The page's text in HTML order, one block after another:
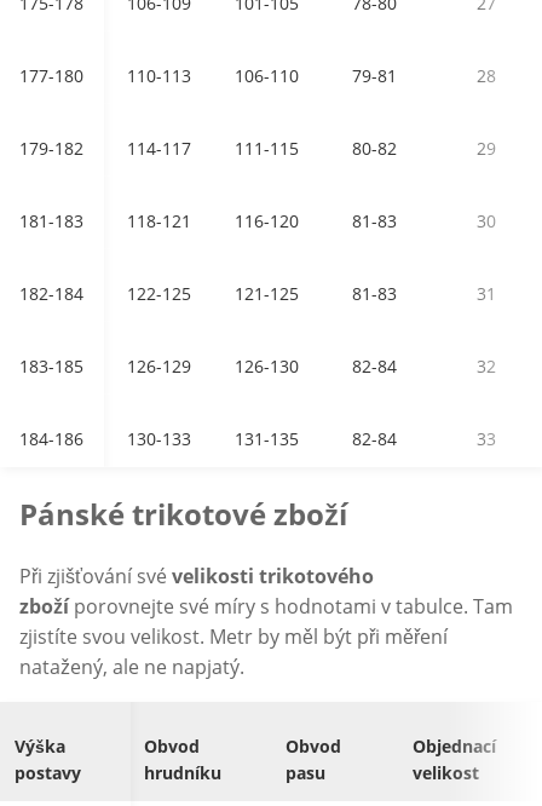
177-180 110-113 106-110 79-81 28
179-182 114-117 111-115 80-82 29
181-183 118-121 116-120 81-83 30
182-184 122-125 121-125 81-83 31
183-185 126-129 126-130 82-84 32
184-186 130-133 131-135 82-84 33
Pánské trikotové zboží
Při zjišťování své velikosti trikotového
zbožíporovnejte své míry s hodnotami v tabulce. Tam
zjistíte svou velikost. Metr by měl být při měření
natažený, ale ne napjatý.
Výška
postavy
Obvod
hrudníku
Obvod
pasu
Objednací
velikost